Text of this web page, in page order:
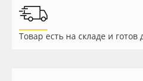
Доставка
Листовые материалы
Товар есть на складе и готов